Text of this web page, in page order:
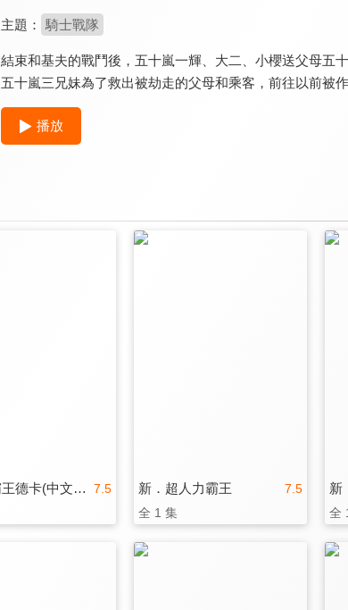
主題： 騎士戰隊
結束和基夫的戰鬥後，五十嵐一輝、大二、小櫻送父母五
五十嵐三兄妹為了救出被劫走的父母和乘客，前往以前被
播放
7.5
超人力霸王德卡(中文版) 7.5
新．超人力霸王
全 1 集 全